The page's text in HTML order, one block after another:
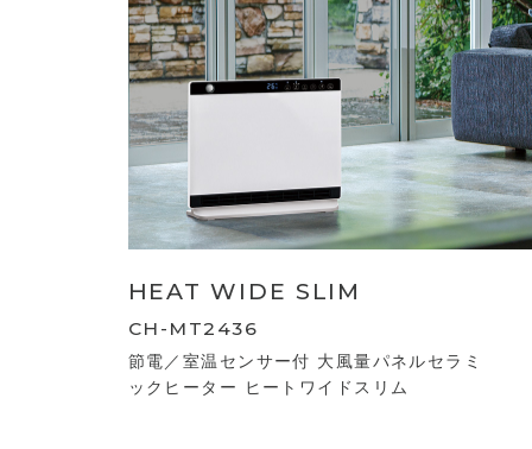
HEAT WIDE SLIM
CH-MT2436
節電／室温センサー付 大風量パネルセラミ
ックヒーター ヒートワイドスリム